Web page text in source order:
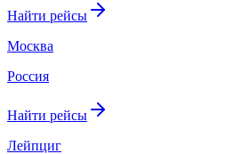
Найти рейсы
Москва
Россия
Найти рейсы
Лейпциг